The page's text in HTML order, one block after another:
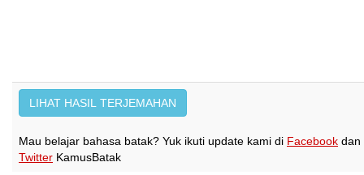
Mau belajar bahasa batak? Yuk ikuti update kami di Facebook dan
Twitter KamusBatak